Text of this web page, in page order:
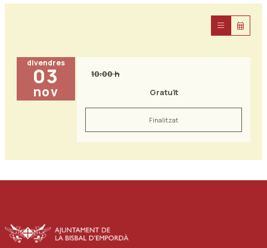
divendres
03
nov
10:00 h
Gratuït
Finalitzat